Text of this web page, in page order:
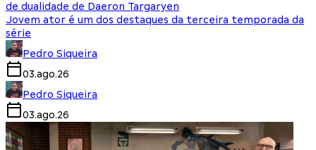
de dualidade de Daeron Targaryen
Jovem ator é um dos destaques da terceira temporada da
série
Pedro Siqueira
03.ago.26
Pedro Siqueira
03.ago.26